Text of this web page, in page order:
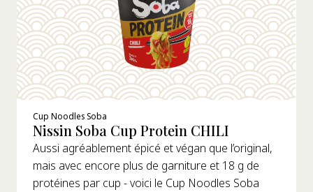
Cup Noodles Soba
Nissin Soba Cup Protein CHILI
Aussi agréablement épicé et végan que l’original,
mais avec encore plus de garniture et 18 g de
protéines par cup - voici le Cup Noodles Soba